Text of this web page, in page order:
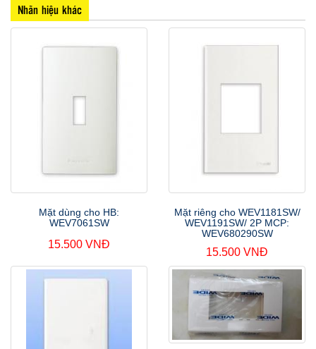
Nhãn hiệu khác
Mặt dùng cho HB:
WEV7061SW
15.500 VNĐ
Mặt riêng cho WEV1181SW/
WEV1191SW/ 2P MCP:
WEV680290SW
15.500 VNĐ